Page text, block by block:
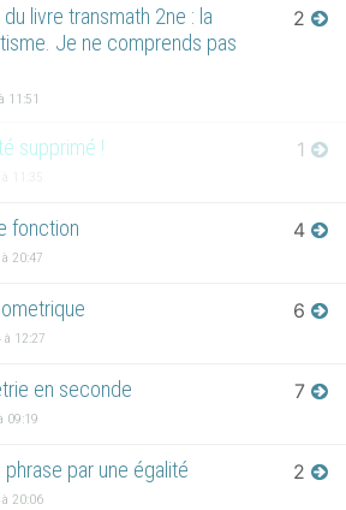
livre transmath 2ne : la
Je ne comprends pas
11:51
2
supprimé !
11:35
1
fonction
20:47
4
à 12:27
6
en seconde
09:19
7
phrase par une égalité
20:06
2